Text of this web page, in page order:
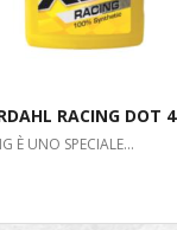
RACING DOT 4
È UNO SPECIALE...